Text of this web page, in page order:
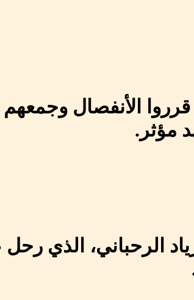
الأنفصال وجمعهم
مؤثر.
الرحباني، الذي رحل